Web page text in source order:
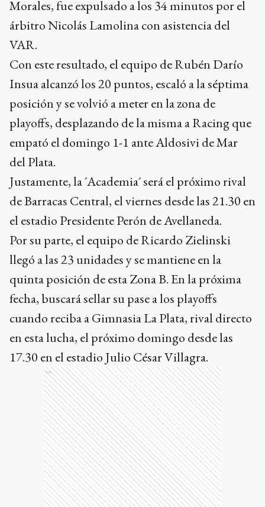
Morales, fue expulsado a los 34 minutos por el
árbitro Nicolás Lamolina con asistencia del
VAR.
Con este resultado, el equipo de Rubén Darío
Insua alcanzó los 20 puntos, escaló a la séptima
posición y se volvió a meter en la zona de
playoffs, desplazando de la misma a Racing que
empató el domingo 1-1 ante Aldosivi de Mar
del Plata.
Justamente, la ´Academia´ será el próximo rival
de Barracas Central, el viernes desde las 21.30 en
el estadio Presidente Perón de Avellaneda.
Por su parte, el equipo de Ricardo Zielinski
llegó a las 23 unidades y se mantiene en la
quinta posición de esta Zona B. En la próxima
fecha, buscará sellar su pase a los playoffs
cuando reciba a Gimnasia La Plata, rival directo
en esta lucha, el próximo domingo desde las
17.30 en el estadio Julio César Villagra.
Ads